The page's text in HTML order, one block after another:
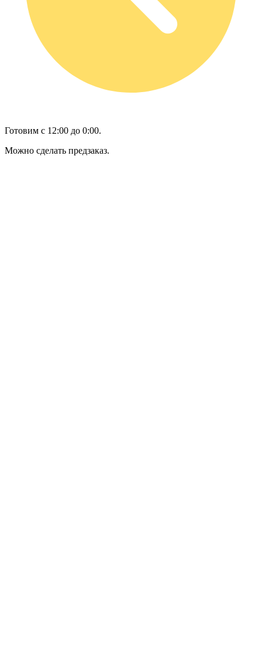
Готовим с 12:00 до 0:00.
Можно сделать предзаказ.